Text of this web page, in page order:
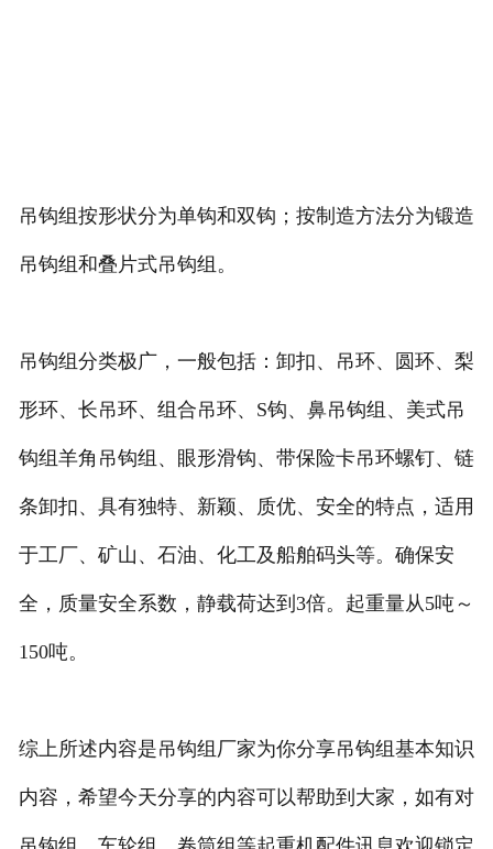
吊钩组按形状分为单钩和双钩；按制造方法分为锻造
吊钩组和叠片式吊钩组。
吊钩组分类极广，一般包括：卸扣、吊环、圆环、梨
形环、长吊环、组合吊环、S钩、鼻吊钩组、美式吊
钩组羊角吊钩组、眼形滑钩、带保险卡吊环螺钉、链
条卸扣、具有独特、新颖、质优、安全的特点，适用
于工厂、矿山、石油、化工及船舶码头等。确保安
全，质量安全系数，静载荷达到3倍。起重量从5吨～
150吨。
综上所述内容是吊钩组厂家为你分享吊钩组基本知识
内容，希望今天分享的内容可以帮助到大家，如有对